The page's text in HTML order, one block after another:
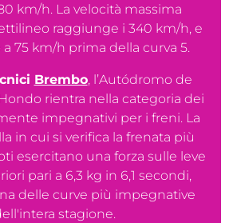
km/h. La velocità massima
raggiunge i 340 km/h, e
75 km/h prima della curva 5.
Brembo, l’Autódromo de
rientra nella categoria dei
impegnativi per i freni. La
in cui si verifica la frenata più
esercitano una forza sulle leve
pari a 6,3 kg in 6,1 secondi,
delle curve più impegnative
stagione.